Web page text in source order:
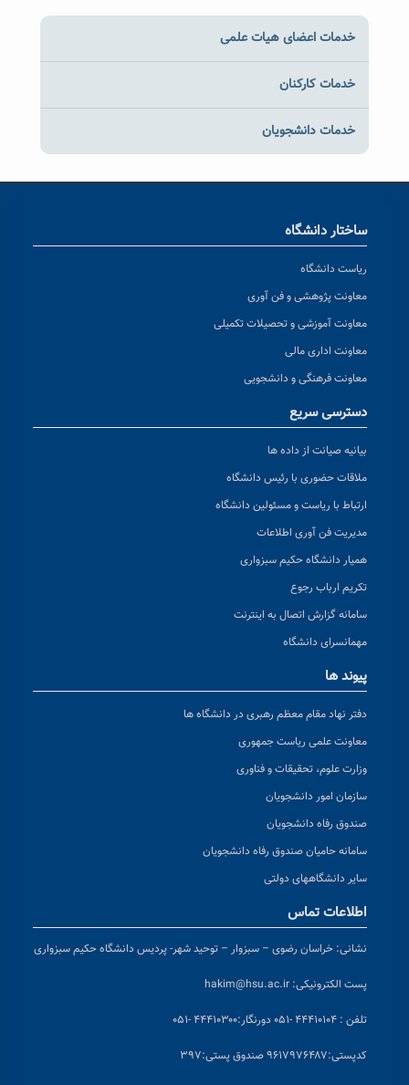
خدمات اعضای هیات علمی
خدمات کارکنان
خدمات دانشجویان
ساختار دانشگاه
ریاست دانشگاه
معاونت پژوهشی و فن آوری
معاونت آموزشی و تحصیلات تکمیلی
معاونت اداری مالی
معاونت فرهنگی و دانشجویی
دسترسی سریع
بیانیه صیانت از داده ها
ملاقات حضوری با رئیس دانشگاه
ارتباط با ریاست و مسئولین دانشگاه
مدیریت فن آوری اطلاعات
همیار دانشگاه حکیم سبزواری
تکریم ارباب رجوع
سامانه گزارش اتصال به اینترنت
مهمانسرای دانشگاه
پیوند ها
دفتر نهاد مقام معظم رهبری در دانشگاه ها
معاونت علمی ریاست جمهوری
وزارت علوم، تحقیقات و فناوری
سازمان امور دانشجویان
صندوق رفاه دانشجویان
سامانه حامیان صندوق رفاه دانشجویان
سایر دانشگاههای دولتی
اطلاعات تماس
نشانی: خراسان رضوی – سبزوار – توحید شهر- پردیس دانشگاه حکیم سبزواری
پست الکترونیکی: hakim@hsu.ac.ir
تلفن : ۴۴۴۱۰۱۰۴ -۰۵۱ دورنگار:۴۴۴۱۰۳۰۰ -۰۵۱
کدپستی:۹۶۱۷۹۷۶۴۸۷ صندوق پستی:۳۹۷